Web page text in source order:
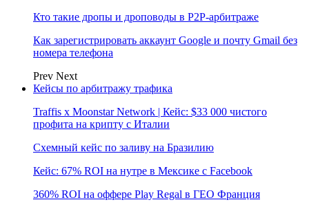
Кто такие дропы и дроповоды в P2P-арбитраже
Как зарегистрировать аккаунт Google и почту Gmail без
номера телефона
Prev Next
Кейсы по арбитражу трафика
Traffis x Moonstar Network | Кейс: $33 000 чистого
профита на крипту с Италии
Схемный кейс по заливу на Бразилию
Кейс: 67% ROI на нутре в Мексике с Facebook
360% ROI на оффере Play Regal в ГЕО Франция